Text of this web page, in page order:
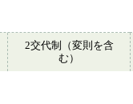
2交代制（変則を含
む）